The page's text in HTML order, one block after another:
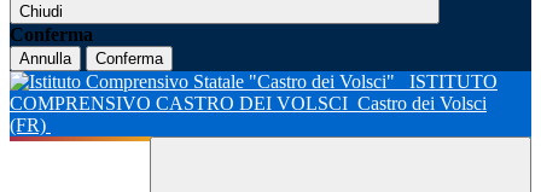
Chiudi
Conferma
Annulla Conferma
ISTITUTO
COMPRENSIVO CASTRO DEI VOLSCI Castro dei Volsci
(FR)